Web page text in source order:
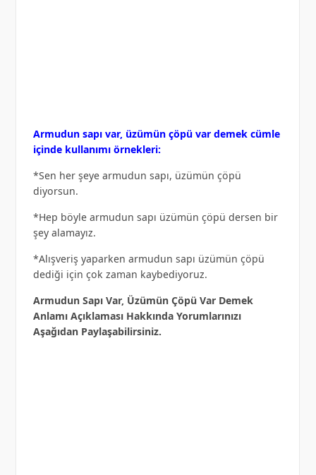
Armudun sapı var, üzümün çöpü var demek cümle
içinde kullanımı örnekleri:
*Sen her şeye armudun sapı, üzümün çöpü
diyorsun.
*Hep böyle armudun sapı üzümün çöpü dersen bir
şey alamayız.
*Alışveriş yaparken armudun sapı üzümün çöpü
dediği için çok zaman kaybediyoruz.
Armudun Sapı Var, Üzümün Çöpü Var Demek
Anlamı Açıklaması Hakkında Yorumlarınızı
Aşağıdan Paylaşabilirsiniz.